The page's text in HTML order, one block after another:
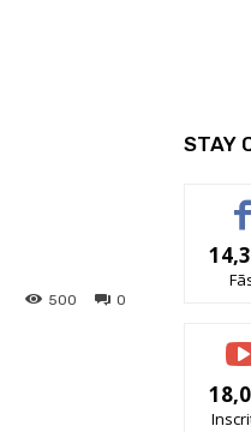
0
500
STAY